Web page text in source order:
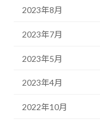
2023年8月
2023年7月
2023年5月
2023年4月
2022年10月